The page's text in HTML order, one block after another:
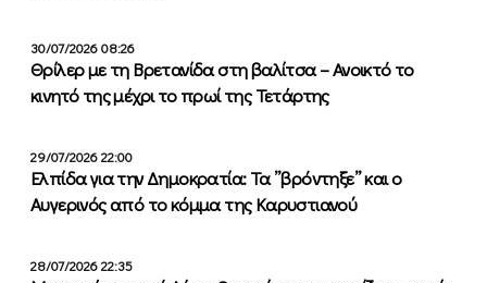
30/07/2026 08:26
Θρίλερ με τη Βρετανίδα στη βαλίτσα – Ανοικτό το
κινητό της μέχρι το πρωί της Τετάρτης
29/07/2026 22:00
Ελπίδα για την Δημοκρατία: Τα ”βρόντηξε” και ο
Αυγερινός από το κόμμα της Καρυστιανού
28/07/2026 22:35